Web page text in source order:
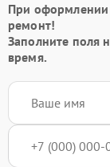
При
ремонт!
Заполните поля
время.